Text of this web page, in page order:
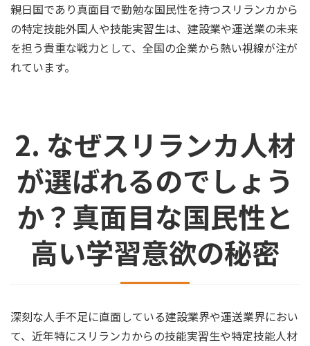
親日国であり真面目で勤勉な国民性を持つスリランカから
の特定技能外国人や技能実習生は、建設業や運送業の未来
を担う貴重な戦力として、全国の企業から熱い視線が注が
れています。
2. なぜスリランカ人材
が選ばれるのでしょう
か？真面目な国民性と
高い学習意欲の秘密
深刻な人手不足に直面している建設業界や運送業界におい
て、近年特にスリランカからの技能実習生や特定技能人材